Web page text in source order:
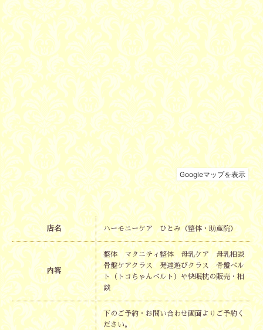
店名 ハーモニーケア ひとみ（整体・助産院）
内容
整体 マタニティ整体 母乳ケア 母乳相談
骨盤ケアクラス 発達遊びクラス 骨盤ベル
ト（トコちゃんベルト）や快眠枕の販売・相
談
下のご予約・お問い合わせ画面よりご予約く
ださい。